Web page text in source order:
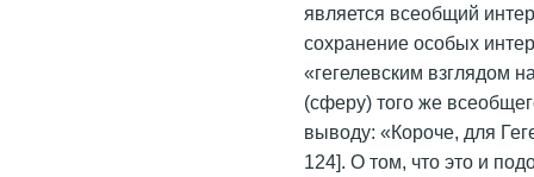
является всеобщий
сохранение особых
«гегелевским взглядом
(сферу) того же
выводу: «Короче, для
124]. О том, что это и